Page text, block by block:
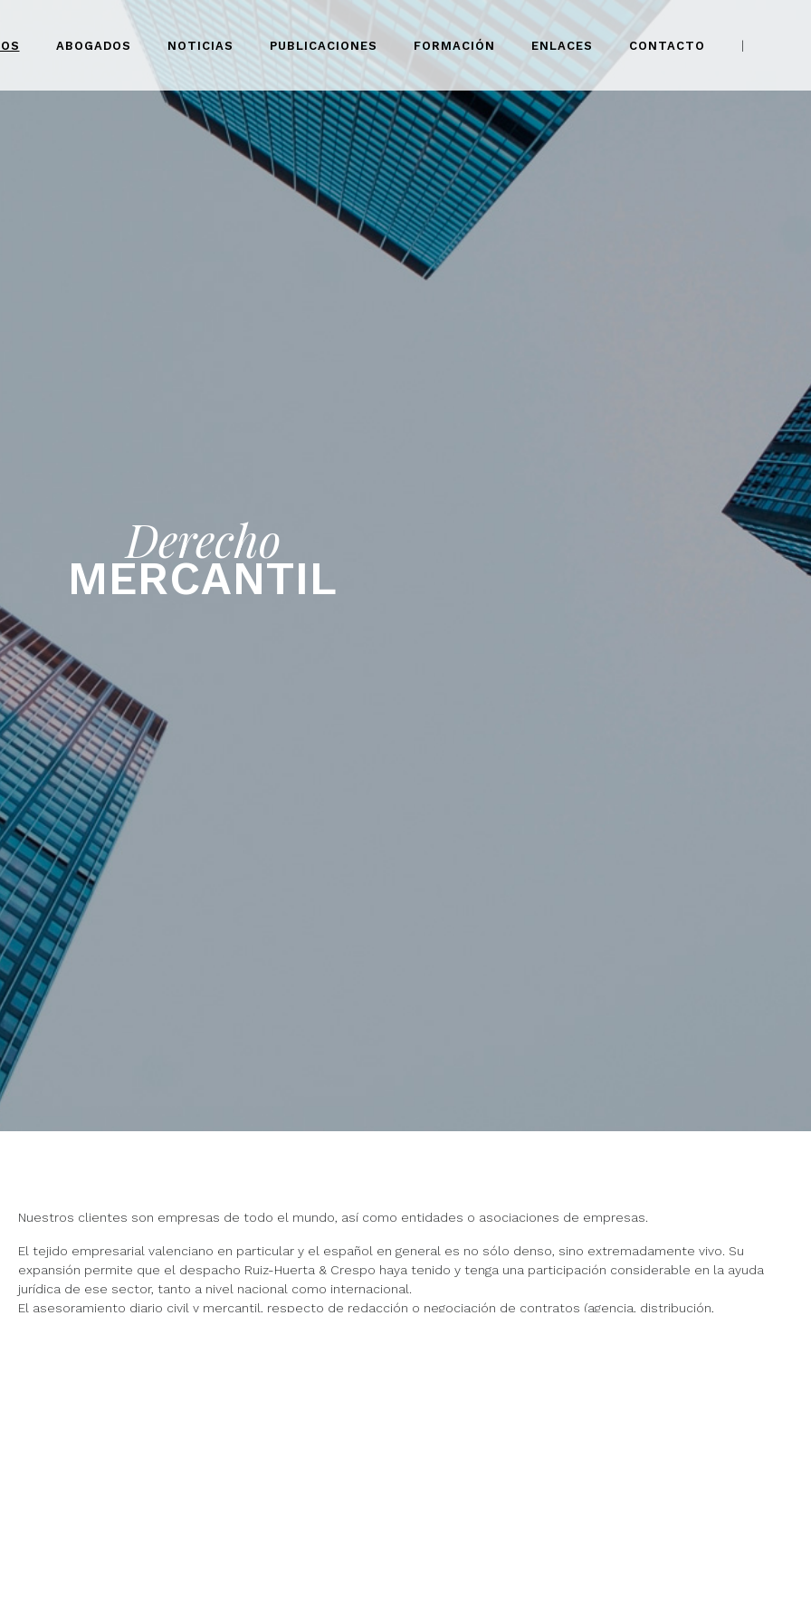
ABOGADOS NOTICIAS PUBLICACIONES FORMACIÓN ENLACES CONTACTO
Derecho
MERCANTIL
Nuestros clientes son empresas de todo el mundo, así como entidades o asociaciones de empresas.
El tejido empresarial valenciano en particular y el español en general es no sólo denso, sino extremadamente vivo. Su
expansión permite que el despacho Ruiz-Huerta & Crespo haya tenido y tenga una participación considerable en la ayuda
jurídica de ese sector, tanto a nivel nacional como internacional.
El asesoramiento diario civil y mercantil, respecto de redacción o negociación de contratos (agencia, distribución,